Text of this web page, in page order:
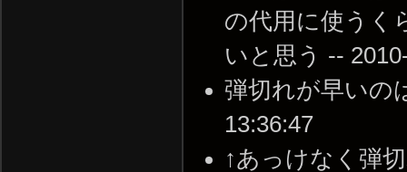
の代用に使うく
いと思う --
弾切れが早いの
13:36:47
↑あっけなく弾